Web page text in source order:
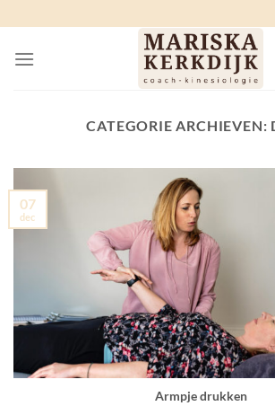
naar
inhoud
CATEGORIE ARCHIEVEN:
Armpje drukken
07
dec